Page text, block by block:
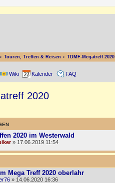
Touren, Treffen & Reisen TDMF-Megatreff 2020
Wiki Kalender FAQ
2020
2020 im Westerwald
» 17.06.2019 11:54
Mega Treff 2020 oberlahr
» 14.06.2020 16:36